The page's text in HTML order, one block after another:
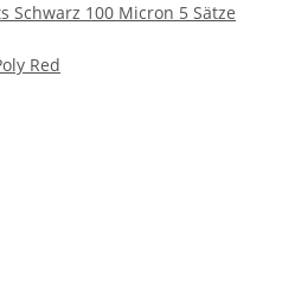
Schwarz 100 Micron 5 Sätze